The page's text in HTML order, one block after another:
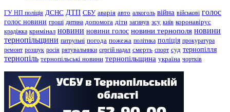
ГУ НП поліція ДСНС ДТП СБУ аварія авто алкоголь війна військові голос
голос новини гроші дитина допомога діти загинув зсу київ коронавірус
крадіжка кримінал новини новини голос новини тернополя новини
тернопільщини патрульні погода пожежа політика поліція прокуратура
ремонт розшук росія рятувальники сергій надал смерть спорт суд тернопілля
тернопіль тернопільські новини тернопільщина україна чортків